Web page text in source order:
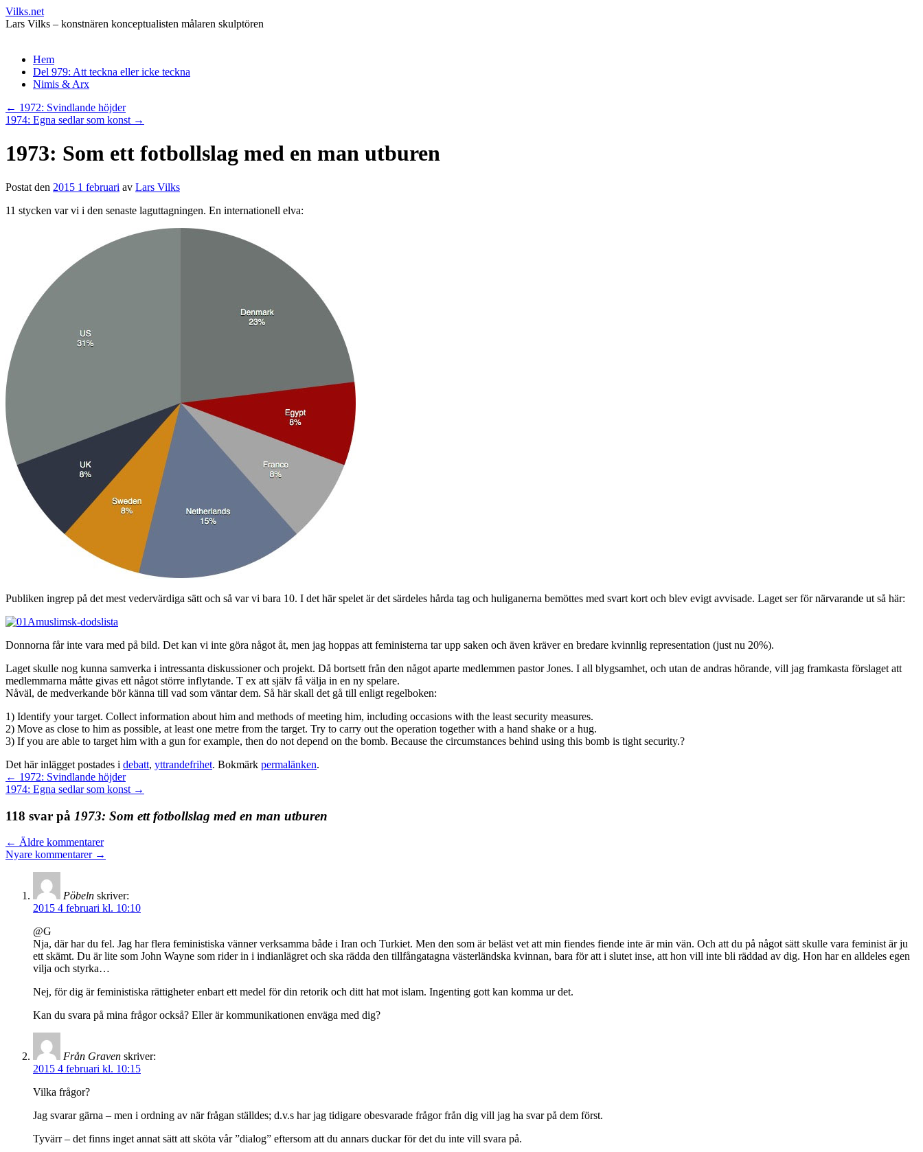
Vilks.net
Lars Vilks – konstnären konceptualisten målaren skulptören
Hoppa
innehåll
Hem
Del 979: Att teckna eller icke teckna
Nimis & Arx
← 1972: Svindlande höjder
1974: Egna sedlar som konst →
1973: Som ett fotbollslag med en man utburen
Postat den 2015 1 februari av Lars Vilks
11 stycken var vi i den senaste laguttagningen. En internationell elva:
Publiken ingrep på det mest vedervärdiga sätt och så var vi bara 10. I det här spelet är det särdeles hårda tag och huliganerna bemöttes med svart kort och blev evigt avvisade. Laget ser för närvarande ut så här:
Donnorna får inte vara med på bild. Det kan vi inte göra något åt, men jag hoppas att feministerna tar upp saken och även kräver en bredare kvinnlig representation (just nu 20%).
Laget skulle nog kunna samverka i intressanta diskussioner och projekt. Då bortsett från den något aparte medlemmen pastor Jones. I all blygsamhet, och utan de andras hörande, vill jag framkasta förslaget att
medlemmarna måtte givas ett något större inflytande. T ex att själv få välja in en ny spelare.
Nåväl, de medverkande bör känna till vad som väntar dem. Så här skall det gå till enligt regelboken:
1) Identify your target. Collect information about him and methods of meeting him, including occasions with the least security measures.
2) Move as close to him as possible, at least one metre from the target. Try to carry out the operation together with a hand shake or a hug.
3) If you are able to target him with a gun for example, then do not depend on the bomb. Because the circumstances behind using this bomb is tight security.?
Det här inlägget postades i debatt, yttrandefrihet. Bokmärk permalänken.
← 1972: Svindlande höjder
1974: Egna sedlar som konst →
118 svar på 1973: Som ett fotbollslag med en man utburen
← Äldre kommentarer
Nyare kommentarer →
Pöbeln skriver:
2015 4 februari kl. 10:10
@G
Nja, där har du fel. Jag har flera feministiska vänner verksamma både i Iran och Turkiet. Men den som är beläst vet att min fiendes fiende inte är min vän. Och att du på något sätt skulle vara feminist är ju
ett skämt. Du är lite som John Wayne som rider in i indianlägret och ska rädda den tillfångatagna västerländska kvinnan, bara för att i slutet inse, att hon vill inte bli räddad av dig. Hon har en alldeles egen
vilja och styrka…
Nej, för dig är feministiska rättigheter enbart ett medel för din retorik och ditt hat mot islam. Ingenting gott kan komma ur det.
Kan du svara på mina frågor också? Eller är kommunikationen enväga med dig?
Från Graven skriver:
2015 4 februari kl. 10:15
Vilka frågor?
Jag svarar gärna – men i ordning av när frågan ställdes; d.v.s har jag tidigare obesvarade frågor från dig vill jag ha svar på dem först.
Tyvärr – det finns inget annat sätt att sköta vår ”dialog” eftersom att du annars duckar för det du inte vill svara på.